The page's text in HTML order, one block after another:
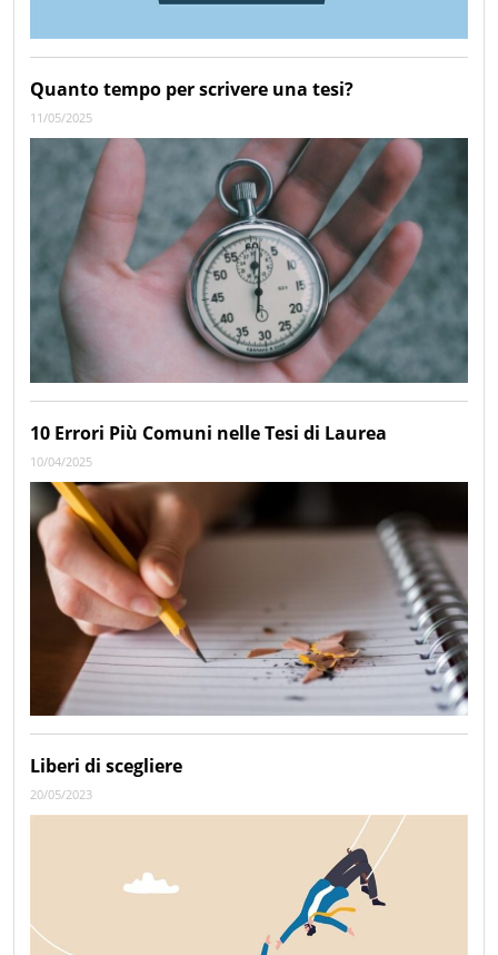
Quanto tempo per scrivere una tesi?
11/05/2025
10 Errori Più Comuni nelle Tesi di Laurea
10/04/2025
Liberi di scegliere
20/05/2023